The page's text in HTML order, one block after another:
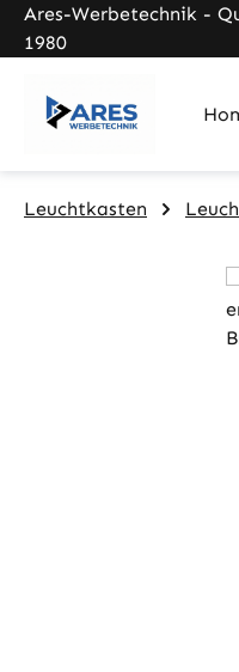
Hauptinhalt springen
Zur Suche springen
Zur Hauptnavigation
Ares-Werbetechnik -
1980
Leuchtkasten
Bildergalerie